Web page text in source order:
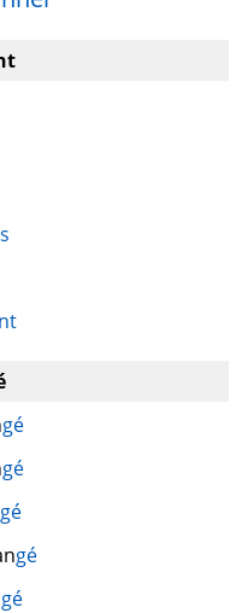
gé
gé
gé
gé
gé